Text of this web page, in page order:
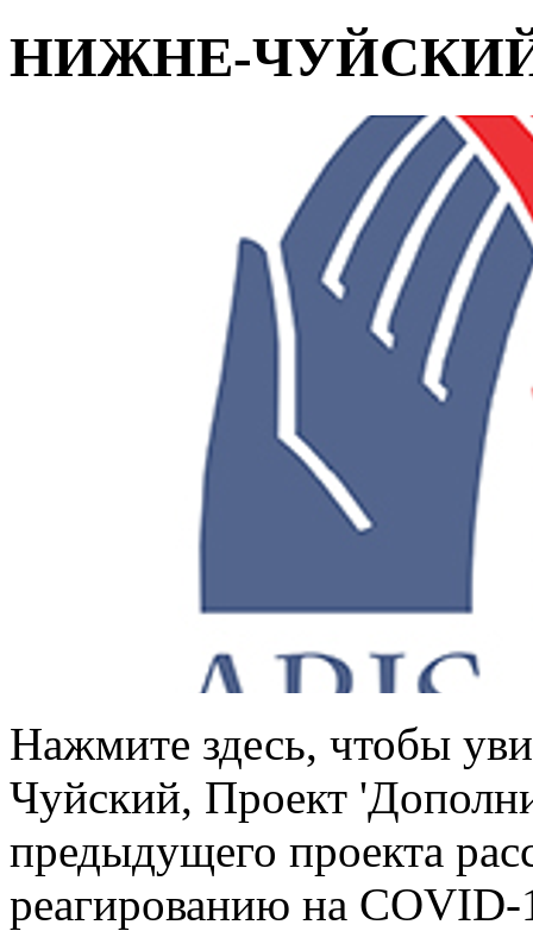
НИЖНЕ-
Нажмите здесь, чтобы
Чуйский, Проект
предыдущего проекта
реагированию на COVID-